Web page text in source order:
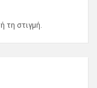
τη στιγμή.